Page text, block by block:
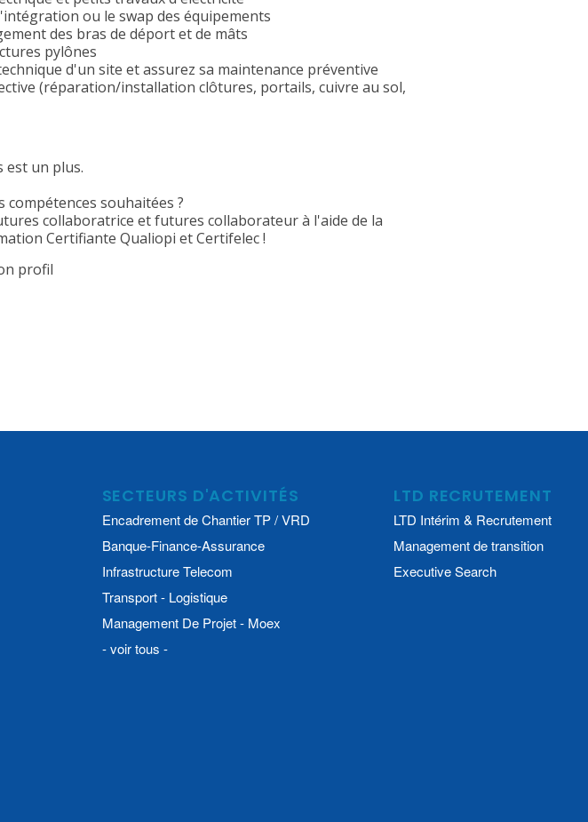
ou le swap des équipements
des bras de déport et de mâts
pylônes
d'un site et assurez sa maintenance préventive
(réparation/installation clôtures, portails, cuivre au sol,
est un plus.
compétences souhaitées ?
collaboratrice et futures collaborateur à l'aide de la
Certifiante Qualiopi et Certifelec !
profil
SECTEURS D'ACTIVITÉS
Encadrement de Chantier TP / VRD
Banque-Finance-Assurance
Infrastructure Telecom
Transport - Logistique
Management De Projet - Moex
- voir tous -
LTD RECRUTEMENT
LTD Intérim & Recrutement
Management de transition
Executive Search